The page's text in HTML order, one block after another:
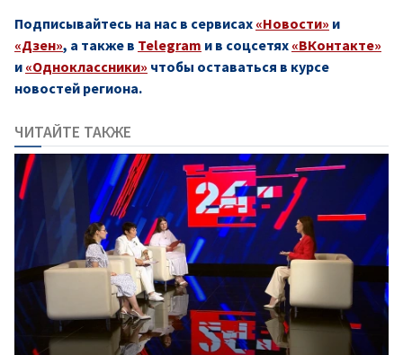
Подписывайтесь на нас в сервисах «Новости» и
«Дзен», а также в Telegram и в соцсетях «ВКонтакте»
и «Одноклассники» чтобы оставаться в курсе
новостей региона.
ЧИТАЙТЕ ТАКЖЕ